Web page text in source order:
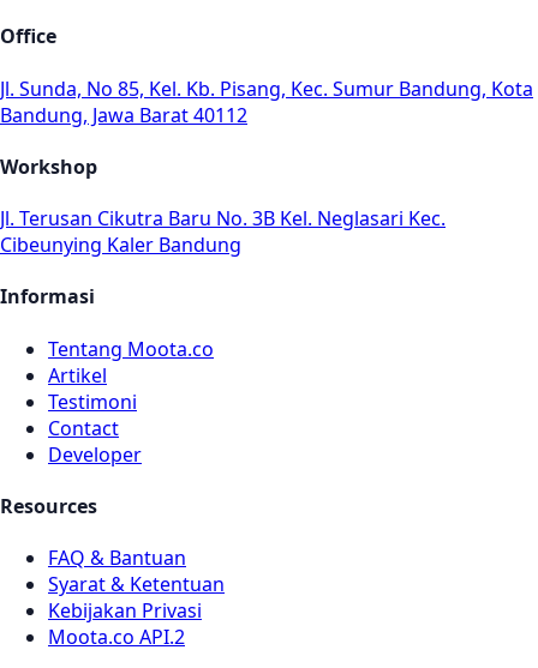
Office
Jl. Sunda, No 85, Kel. Kb. Pisang, Kec. Sumur Bandung, Kota
Bandung, Jawa Barat 40112
Workshop
Jl. Terusan Cikutra Baru No. 3B Kel. Neglasari Kec.
Cibeunying Kaler Bandung
Informasi
Tentang Moota.co
Artikel
Testimoni
Contact
Developer
Resources
FAQ & Bantuan
Syarat & Ketentuan
Kebijakan Privasi
Moota.co API.2